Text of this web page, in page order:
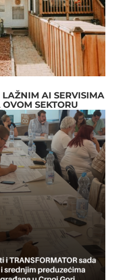
AI SERVISIMA
SEKTORU